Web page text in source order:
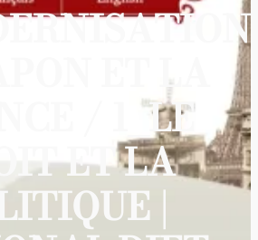
ET LA
/ 1_LE
ET LA
|